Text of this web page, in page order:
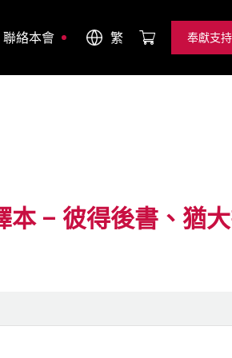
聯絡本會 繁
奉獻支持
奉獻支持
– 彼得後書、猶